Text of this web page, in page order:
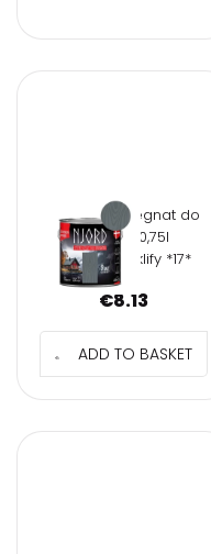
NJORD Impregnat do
drewna 0,75l
Norweskie klify *17*
€8.13
ADD TO BASKET